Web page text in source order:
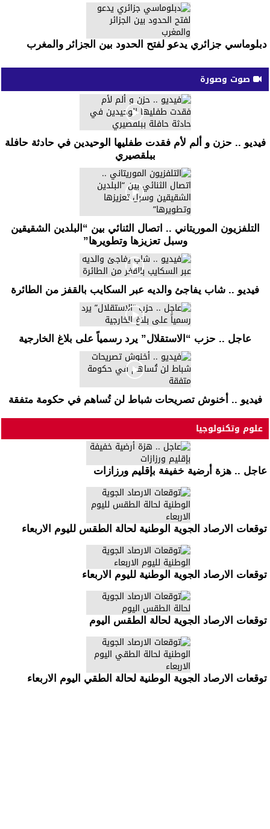
دبلوماسي جزائري يدعو لفتح الحدود بين الجزائر والمغرب
صوت وصورة
فيديو .. حزن و ألم لأم فقدت طفليها الوحيدين في حادثة حافلة
ببلقصيري
التلفزيون الموريتاني .. اتصال الثنائي بين “البلدين الشقيقين
وسبل تعزيزها وتطويرها”
فيديو .. شاب يفاجئ والديه عبر السكايب بالقفز من الطائرة
عاجل .. حزب “الاستقلال” يرد رسمياً على بلاغ الخارجية
فيديو .. أخنوش تصريحات شباط لن تُساهم في حكومة متفقة
علوم وتكنولوجيا
عاجل .. هزة أرضية خفيفة بإقليم ورزازات
توقعات الارصاد الجوية الوطنية لحالة الطقس لليوم الاربعاء
توقعات الارصاد الجوية الوطنية لليوم الاربعاء
توقعات الارصاد الجوية لحالة الطقس اليوم
توقعات الارصاد الجوية الوطنية لحالة الطقي اليوم الاربعاء